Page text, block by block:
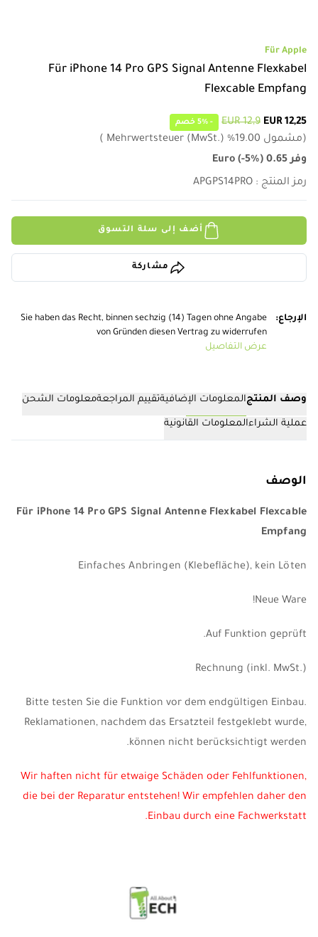
Für Apple
Für iPhone 14 Pro GPS Signal Antenne Flexkabel
Flexcable Empfang
12,25 EUR
12,9 EUR
-
5% خصم
(مشمول 19.00
%
Mehrwertsteuer (MwSt.)
)
وفر 0.65
Euro (-5%)
رمز المنتج :
APGPS14PRO
أضف إلى سلة التسوق
مشاركة
الإرجاع:
Sie haben das Recht, binnen sechzig (14) Tagen ohne Angabe
von Gründen diesen Vertrag zu widerrufen
عرض التفاصيل
وصف المنتجالمعلومات الإضافيةتقييم المراجعةمعلومات الشحن
عملية الشراءالمعلومات القانونية
الوصف
Für iPhone 14 Pro GPS Signal Antenne Flexkabel Flexcable
Empfang
Einfaches Anbringen (Klebefläche), kein Löten
Neue Ware!
Auf Funktion geprüft.
Rechnung (inkl. MwSt.)
Bitte testen Sie die Funktion vor dem endgültigen Einbau.
Reklamationen, nachdem das Ersatzteil festgeklebt wurde,
können nicht berücksichtigt werden.
Wir haften nicht für etwaige Schäden oder Fehlfunktionen,
die bei der Reparatur entstehen! Wir empfehlen daher den
Einbau durch eine Fachwerkstatt.